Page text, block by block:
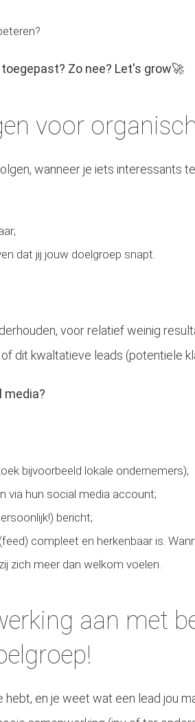
Zo nee? Let's grow🚀
voor
wanneer je iets interessants
dat jij jouw doelgroep snapt.
voor relatief weinig
dit kwaltatieve leads (potentiele
media?
bijvoorbeeld lokale ondernemers);
via hun social media account;
bericht;
compleet en herkenbaar is.
zich meer dan welkom voelen.
aan met
en je weet wat een lead jou